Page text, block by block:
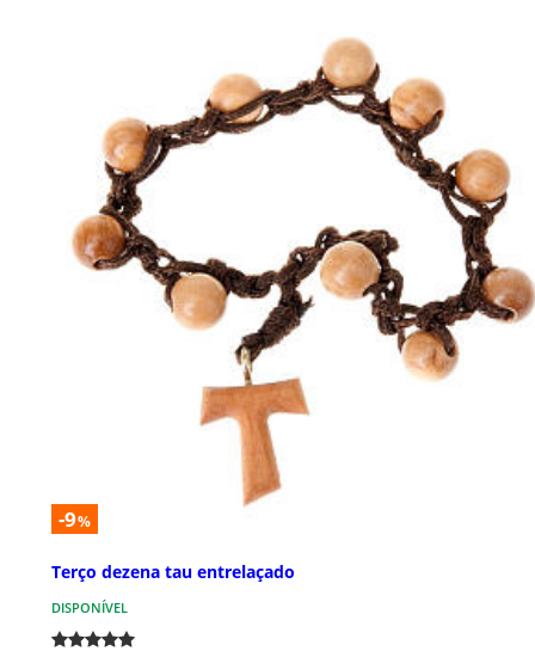
-9%
Terço dezena tau entrelaçado
DISPONÍVEL